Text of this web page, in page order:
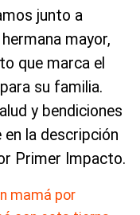
junto a
mayor,
que marca el
su familia.
y bendiciones
en la descripción
Primer Impacto.